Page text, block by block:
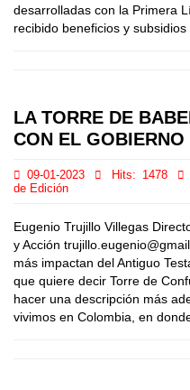
desarrolladas con la Primera
recibido beneficios y subsidios
LA TORRE DE
CON EL
09-01-2023 Hits: 1478
de Edición
Eugenio Trujillo Villegas
y Acción
más impactan del Antiguo
que quiere decir Torre de
hacer una descripción más
vivimos en Colombia, en